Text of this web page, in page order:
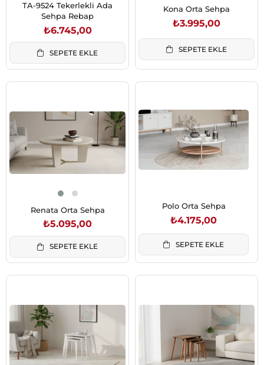
TA-9524 Tekerlekli Ada
Sehpa Rebap
₺6.745,00
SEPETE EKLE
Kona Orta Sehpa
₺3.995,00
SEPETE EKLE
Renata Orta Sehpa
₺5.095,00
SEPETE EKLE
Polo Orta Sehpa
₺4.175,00
SEPETE EKLE